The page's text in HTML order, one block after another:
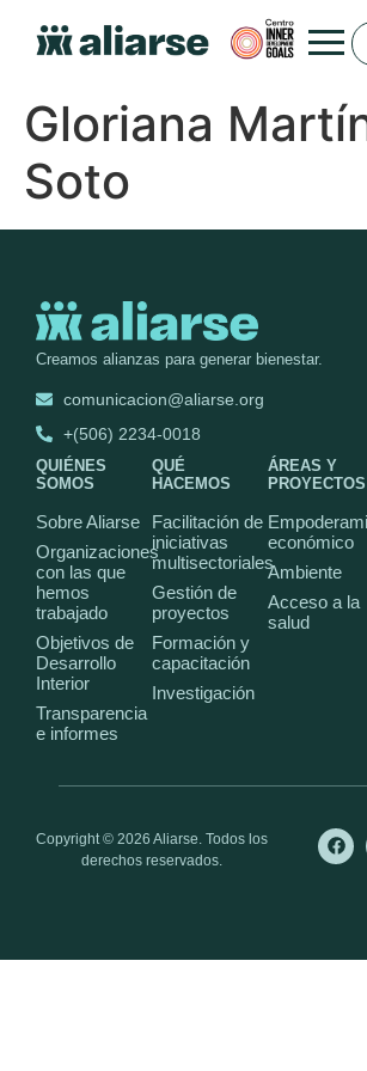
Gloriana
Soto
Creamos alianzas para generar bienestar.
comunicacion@aliarse.org
+(506) 2234-0018
QUIÉNES
SOMOS
Sobre Aliarse
Organizaciones
con las que
hemos
trabajado
Objetivos de
Desarrollo
Interior
Transparencia
e informes
QUÉ
HACEMOS
Facilitación de
iniciativas
multisectoriales
Gestión de
proyectos
Formación y
capacitación
Investigación
ÁREAS Y
PROYECTOS
económico
Ambiente
Acceso a la
salud
Copyright © 2026 Aliarse. Todos los
derechos reservados.